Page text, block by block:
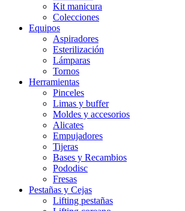
Kit manicura
Colecciones
Equipos
Aspiradores
Esterilización
Lámparas
Tornos
Herramientas
Pinceles
Limas y buffer
Moldes y accesorios
Alicates
Empujadores
Tijeras
Bases y Recambios
Pododisc
Fresas
Pestañas y Cejas
Lifting pestañas